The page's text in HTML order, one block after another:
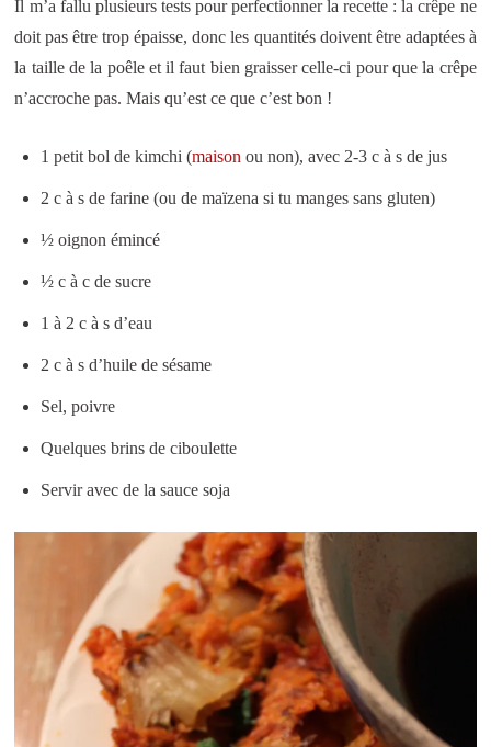
Il m’a fallu plusieurs tests pour perfectionner la recette : la crêpe ne
doit pas être trop épaisse, donc les quantités doivent être adaptées à
la taille de la poêle et il faut bien graisser celle-ci pour que la crêpe
n’accroche pas. Mais qu’est ce que c’est bon !
1 petit bol de kimchi (maison ou non), avec 2-3 c à s de jus
2 c à s de farine (ou de maïzena si tu manges sans gluten)
½ oignon émincé
½ c à c de sucre
1 à 2 c à s d’eau
2 c à s d’huile de sésame
Sel, poivre
Quelques brins de ciboulette
Servir avec de la sauce soja